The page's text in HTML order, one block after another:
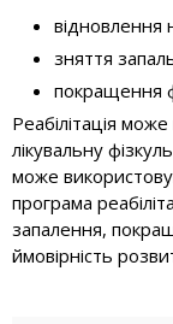
відновлення
зняття
покращення
Реабілітація
лікувальну
може
програма
запалення,
ймовірність